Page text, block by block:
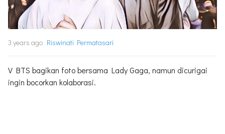
3 years ago Riswinati Permatasari
V BTS bagikan foto bersama Lady Gaga, namun dicurigai
ingin bocorkan kolaborasi.